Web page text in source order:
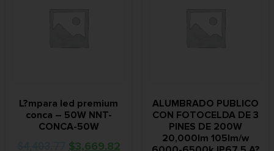
L?mpara led premium
conca – 50W NNT-
CONCA-50W
$3,669.82
ALUMBRADO PUBLICO
CON FOTOCELDA DE 3
PINES DE 200W
20,000lm 105lm/w